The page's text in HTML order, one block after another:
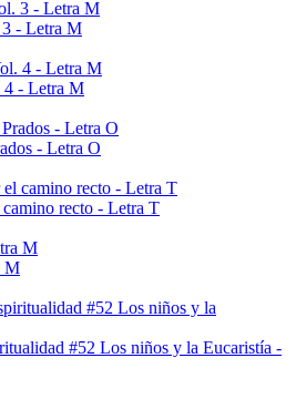
3 - Letra M
4 - Letra M
- Letra O
recto - Letra T
M
#52 Los niños y la Eucaristía -